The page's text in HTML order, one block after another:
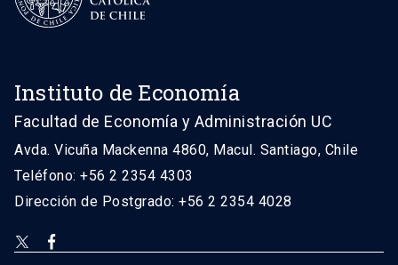
Instituto de Economía
Facultad de Economía y Administración UC
Avda. Vicuña Mackenna 4860, Macul. Santiago, Chile
Teléfono: +56 2 2354 4303
Dirección de Postgrado: +56 2 2354 4028